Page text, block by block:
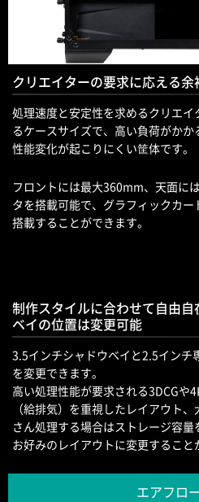
クリエイターの要求に応える
処理速度と安定性を求めるクリエ
るケースサイズで、高い負荷がか
性能変化が起こりにくい筐体です。
フロントには最大360mm、天面に
タを搭載可能で、グラフィックカ
搭載することができます。
制作スタイルに合わせて自由
ベイの位置は変更可能
3.5インチシャドウベイと2.5インチ
を変更できます。
高い処理性能が要求される3DCGや
（給排気）を重視したレイアウト
さん処理する場合はストレージ容量
お好みのレイアウトに変更すること
エアフロ